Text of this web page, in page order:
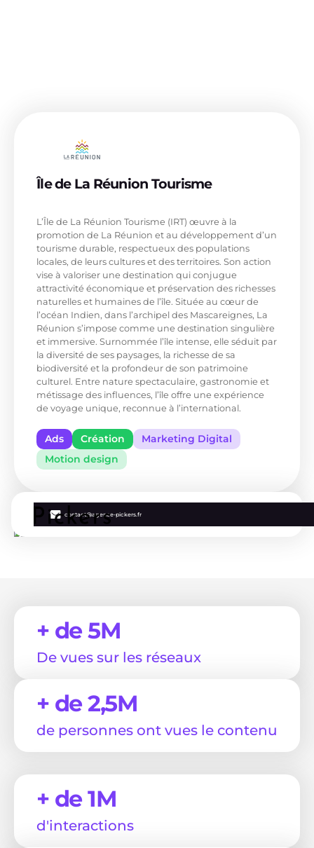
contact@agence-pickers.fr
Île de La Réunion Tourisme
L’Île de La Réunion Tourisme (IRT) œuvre à la
promotion de La Réunion et au développement d’un
tourisme durable, respectueux des populations
locales, de leurs cultures et des territoires. Son action
vise à valoriser une destination qui conjugue
attractivité économique et préservation des richesses
naturelles et humaines de l’île. Située au cœur de
l’océan Indien, dans l’archipel des Mascareignes, La
Réunion s’impose comme une destination singulière
et immersive. Surnommée l’île intense, elle séduit par
la diversité de ses paysages, la richesse de sa
biodiversité et la profondeur de son patrimoine
culturel. Entre nature spectaculaire, gastronomie et
métissage des influences, l’île offre une expérience
de voyage unique, reconnue à l’international.
Ads Création
Marketing Digital
Motion design
+ de 5M
De vues sur les réseaux
+ de 2,5M
de personnes ont vues le contenu
+ de 1M
d'interactions